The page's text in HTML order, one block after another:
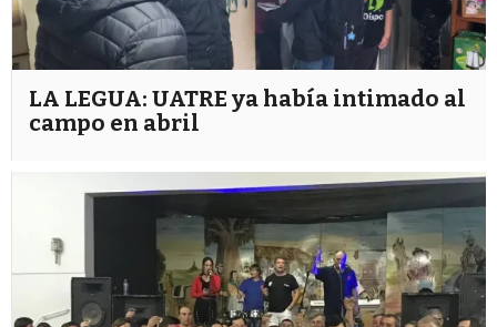
LA LEGUA: UATRE ya había intimado al
campo en abril